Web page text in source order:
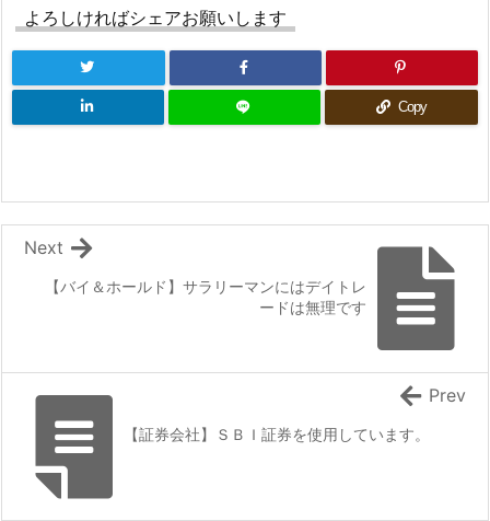
よろしければシェアお願いします
Copy
【バイ＆ホールド】サラリーマンにはデイトレ
ードは無理です
Next
【証券会社】ＳＢＩ証券を使用しています。
Prev